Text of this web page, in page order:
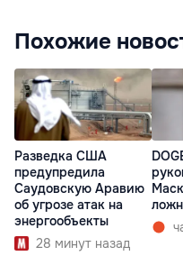
Похожие
Разведка США
предупредила
Саудовскую Аравию
об угрозе атак на
энергообъекты
28 минут назад